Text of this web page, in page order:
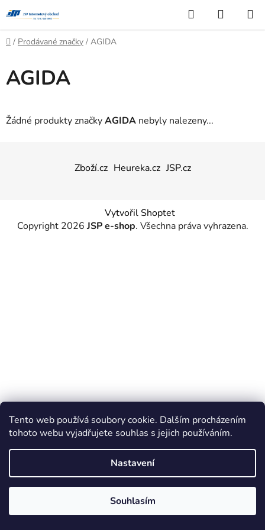
Tento web používá soubory cookie. Dalším procházením
tohoto webu vyjadřujete souhlas s jejich používáním.
Nastavení
Souhlasím
na
obsah
Hledat
KOŠÍK
Domů
/ Prodávané značky / AGIDA
AGIDA
Žádné produkty značkyAGIDA nebyly nalezeny...
Zboží.cz Heureka.cz JSP.cz
Vytvořil Shoptet
Copyright 2026 JSP e-shop. Všechna práva vyhrazena.